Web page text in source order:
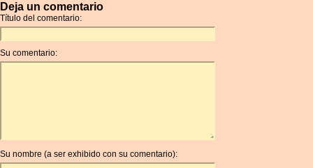
Deja un comentario
Título del comentario:
Su comentario:
Su nombre (a ser exhibido con su comentario):